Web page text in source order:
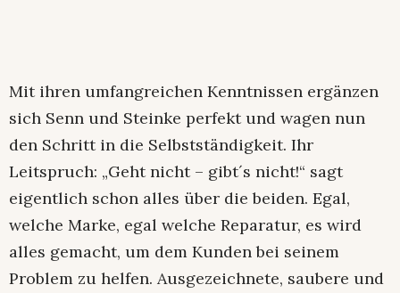
Mit ihren umfangreichen Kenntnissen ergänzen
sich Senn und Steinke perfekt und wagen nun
den Schritt in die Selbstständigkeit. Ihr
Leitspruch: „Geht nicht – gibt´s nicht!“ sagt
eigentlich schon alles über die beiden. Egal,
welche Marke, egal welche Reparatur, es wird
alles gemacht, um dem Kunden bei seinem
Problem zu helfen. Ausgezeichnete, saubere und